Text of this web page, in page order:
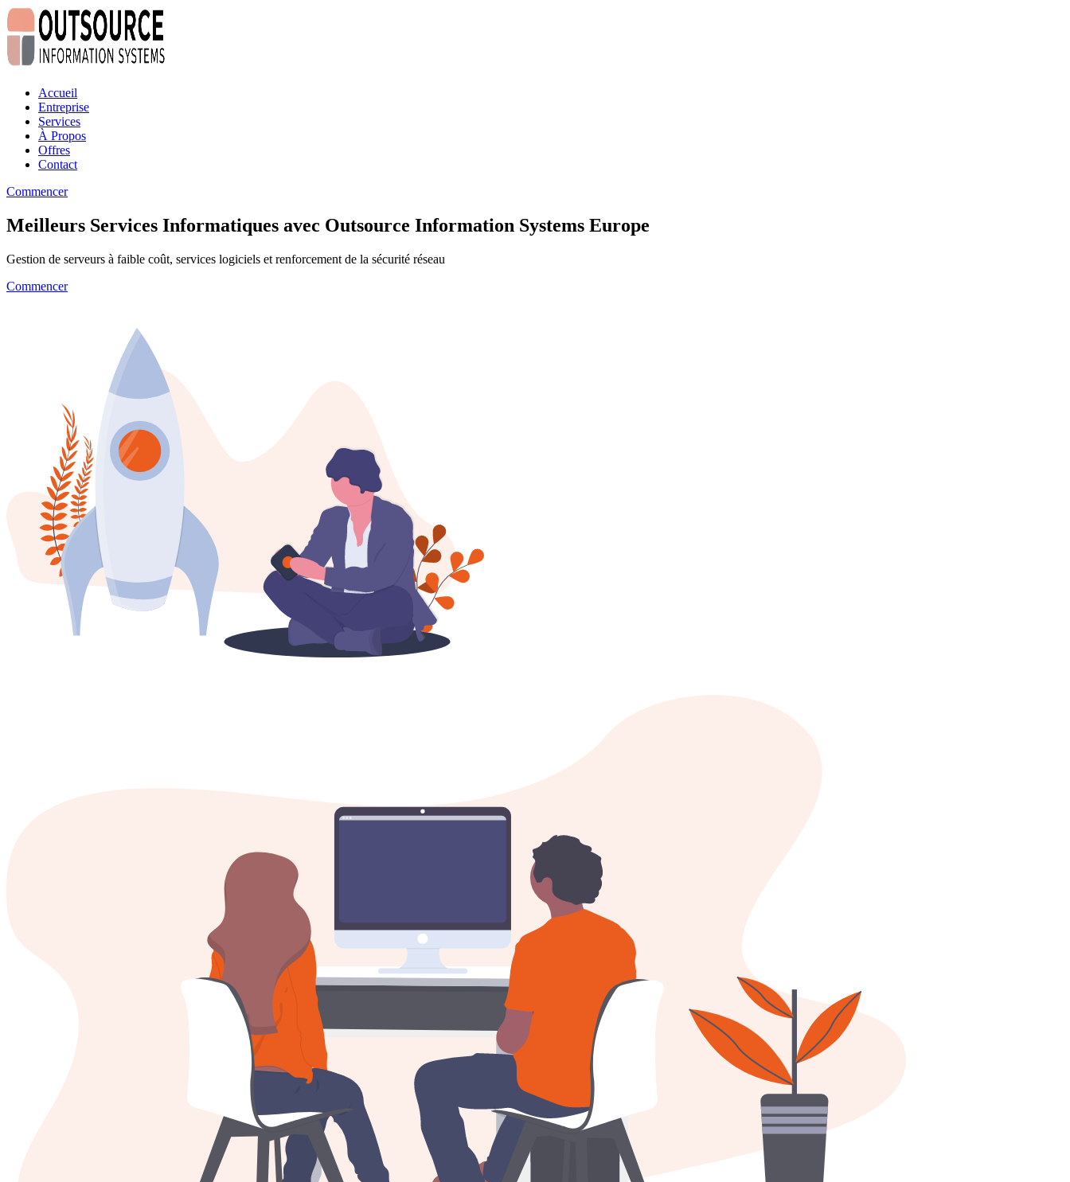
Accueil
Entreprise
Services
À Propos
Offres
Contact
Commencer
Meilleurs Services Informatiques avec Outsource Information Systems Europe
Gestion de serveurs à faible coût, services logiciels et renforcement de la sécurité réseau
Commencer